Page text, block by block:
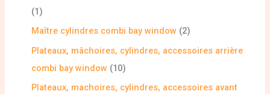
1
Maître cylindres combi bay window
2
Plateaux, mâchoires, cylindres, accessoires arrière
combi bay window
10
Plateaux, machoires, cylindres, accessoires avant